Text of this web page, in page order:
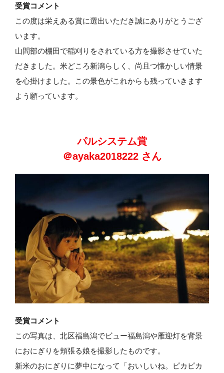
受賞コメント
この度は栄えある賞に選出いただき誠にありがとうござ
います。
山間部の棚田で稲刈りをされている方を撮影させていた
だきました。米どころ新潟らしく、尚且つ懐かしい情景
を心掛けました。この景色がこれからも残っていきます
よう願っています。
パルシステム賞
＠ayaka2018222 さん
受賞コメント
この写真は、北区福島潟でビュー福島潟や雁迎灯を背景
におにぎりを頬張る娘を撮影したものです。
新米のおにぎりに夢中になって「おいしいね。ピカピカ